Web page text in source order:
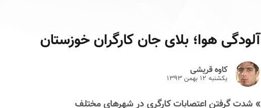
آلودگی‌ هوا؛ بلای جان کارگران خوزستان
کاوه قریشی
یکشنبه ۱۲ بهمن ۱۳۹۳
» شدت گرفتن اعتصابات کارگری در شهرهای مختلف